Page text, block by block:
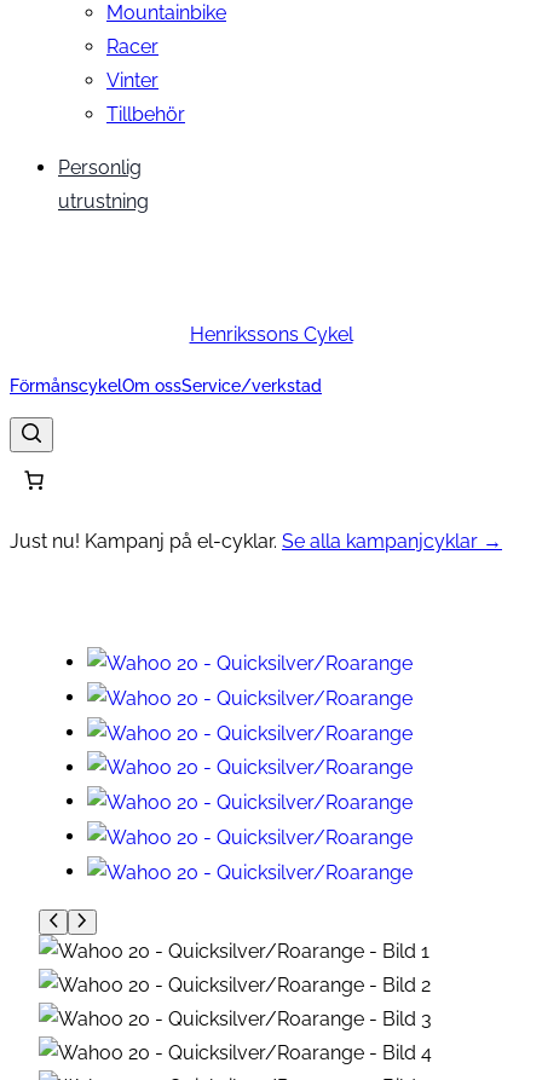
Mountainbike
Racer
Vinter
Tillbehör
Personlig
utrustning
Henrikssons Cykel
FörmånscykelOm ossService/verkstad
Just nu! Kampanj på el-cyklar. Se alla kampanjcyklar →